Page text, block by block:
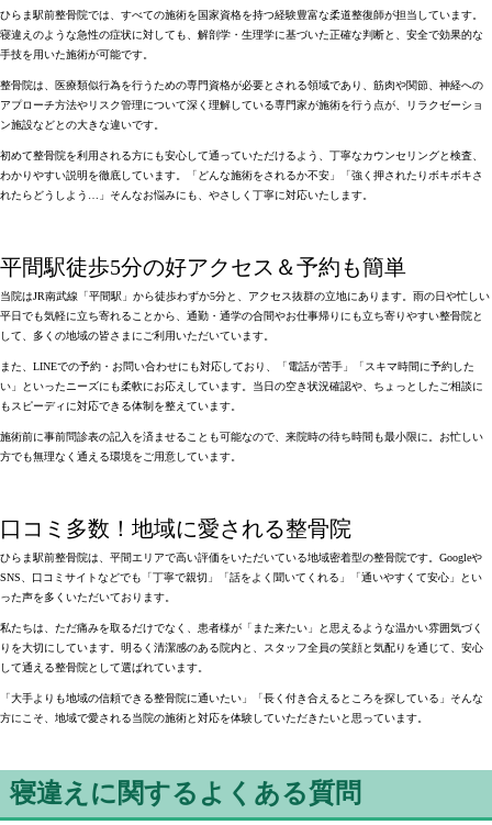
ひらま駅前整骨院では、すべての施術を国家資格を持つ経験豊富な柔道整復師が担当しています。
寝違えのような急性の症状に対しても、 解剖学・生理学に基づいた正確な判断と、安全で効果的な
手技を用いた施術が可能です。
整骨院は、医療類似行為を行うための専門資格が必要とされる領域であり、 筋肉や関節、神経への
アプローチ方法やリスク管理について深く理解している専門家が施術を行う点が、リラクゼーショ
ン施設などとの大きな違いです。
初めて整骨院を利用される方にも安心して通っていただけるよう、 丁寧なカウンセリングと検査、
わかりやすい説明を徹底 しています。「どんな施術をされるか不安」「強く押されたりボキボキさ
れたらどうしよう…」そんなお悩みにも、やさしく丁寧に対応いたします。
平間駅徒歩5分の好アクセス＆予約も簡単
当院はJR南武線「平間駅」から徒歩わずか5分と、アクセス抜群の立地にあります。雨の日や忙しい
平日でも気軽に立ち寄れることから、 通勤・通学の合間やお仕事帰りにも立ち寄りやすい整骨院と
して、多くの地域の皆さまにご利用いただいています。
また、 LINEでの予約・お問い合わせにも対応 しており、「電話が苦手」「スキマ時間に予約した
い」といったニーズにも柔軟にお応えしています。 当日の空き状況確認や、ちょっとしたご相談に
もスピーディに対応できる体制を整えています。
施術前に事前問診表の記入を済ませることも可能なので、来院時の待ち時間も最小限に。 お忙しい
方でも無理なく通える環境をご用意しています。
口コミ多数！地域に愛される整骨院
ひらま駅前整骨院は、平間エリアで高い評価をいただいている地域密着型の整骨院です。Googleや
SNS、口コミサイトなどでも「丁寧で親切」「話をよく聞いてくれる」「通いやすくて安心」とい
った声を多くいただいております。
私たちは、 ただ痛みを取るだけでなく、患者様が「また来たい」と思えるような温かい雰囲気づく
り を大切にしています。明るく清潔感のある院内と、スタッフ全員の笑顔と気配りを通じて、 安心
して通える整骨院として選ばれています。
「大手よりも地域の信頼できる整骨院に通いたい」「長く付き合えるところを探している」そんな
方にこそ、 地域で愛される当院の施術と対応を体験していただきたいと思っています。
寝違えに関するよくある質問